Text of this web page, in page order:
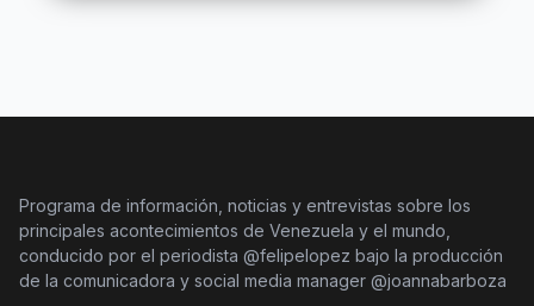
Programa de información, noticias y entrevistas sobre los
principales acontecimientos de Venezuela y el mundo,
conducido por el periodista @felipelopez bajo la producción
de la comunicadora y social media manager @joannabarboza